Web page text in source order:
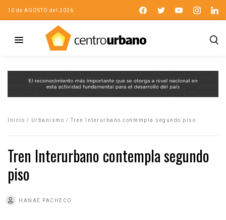
10 de AGOSTO del 2026
Inicio / Urbanismo /Tren Interurbano contempla segundo piso
Tren Interurbano contempla segundo
piso
HANAE PACHECO